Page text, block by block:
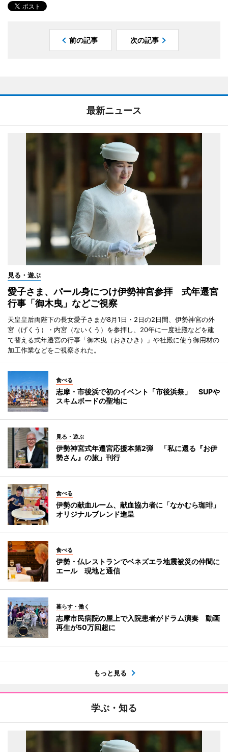
前の記事 次の記事
最新ニュース
見る・遊ぶ
愛子さま、パール身につけ伊勢神宮参拝 式年遷宮
行事「御木曳」などご視察
天皇皇后両陛下の長女愛子さまが8月1日・2日の2日間、伊勢神宮の外
宮（げくう）・内宮（ないくう）を参拝し、20年に一度社殿などを建
て替える式年遷宮の行事「御木曳（おきひき）」や社殿に使う御用材の
加工作業などをご視察された。
食べる
志摩・市後浜で初のイベント「市後浜祭」 SUPや
スキムボードの聖地に
見る・遊ぶ
伊勢神宮式年遷宮応援本第2弾 「私に還る『お伊
勢さん』の旅」刊行
食べる
伊勢の献血ルーム、献血協力者に「なかむら珈琲」
オリジナルブレンド進呈
食べる
伊勢・仏レストランでベネズエラ地震被災の仲間に
エール 現地と通信
暮らす・働く
志摩市民病院の屋上で入院患者がドラム演奏 動画
再生が50万回超に
もっと見る
学ぶ・知る